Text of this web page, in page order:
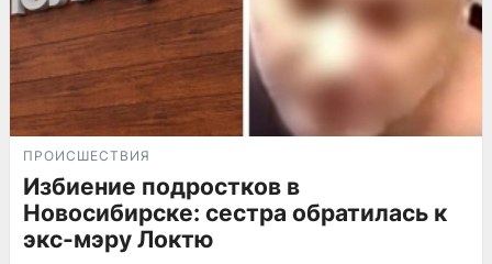
ПРОИСШЕСТВИЯ
Избиение подростков в
Новосибирске: сестра обратилась к
экс-мэру Локтю